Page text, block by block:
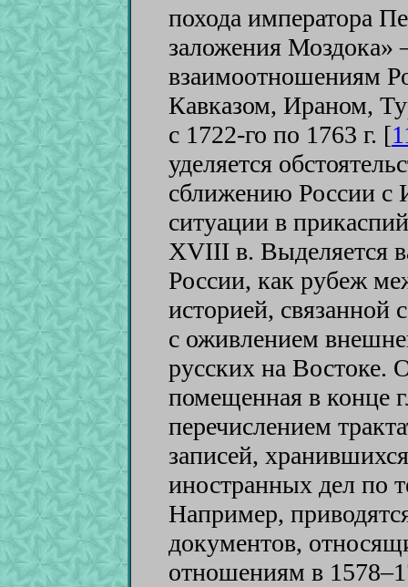
похода императора
заложения Моздока»
взаимоотношениям
Кавказом, Ираном,
с 1722-го по 1763 г. [
уделяется
сближению России с
ситуации в
XVIII в. Выделяется
России, как рубеж
историей, связанной
с оживлением
русских на Востоке.
помещенная в конце
перечислением
записей,
иностранных дел по
Например,
документов,
отношениям в